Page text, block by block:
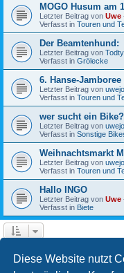
Diese Website nutzt
MOGO Husum am
Letzter Beitrag von Uwe
Verfasst in Touren und
Der Beamtenhund:
Letzter Beitrag von
Verfasst in Grölecke
6. Hanse-Jamboree
Letzter Beitrag von
Verfasst in Touren und
wer sucht ein Bike?
Letzter Beitrag von
Verfasst in Sonstige
Weihnachtsmarkt
Letzter Beitrag von
Verfasst in Touren und
Hallo INGO
Letzter Beitrag von Uwe
Verfasst in Biete